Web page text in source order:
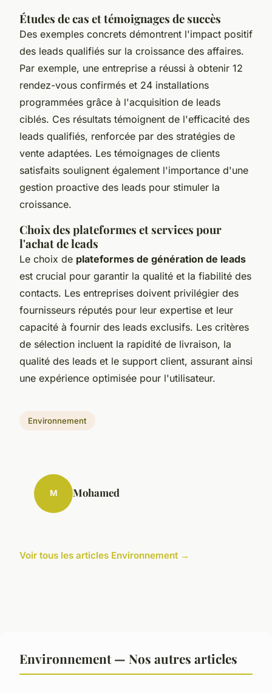
Études de cas et témoignages de succès
Des exemples concrets démontrent l'impact positif
des leads qualifiés sur la croissance des affaires.
Par exemple, une entreprise a réussi à obtenir 12
rendez-vous confirmés et 24 installations
programmées grâce à l'acquisition de leads
ciblés. Ces résultats témoignent de l'efficacité des
leads qualifiés, renforcée par des stratégies de
vente adaptées. Les témoignages de clients
satisfaits soulignent également l'importance d'une
gestion proactive des leads pour stimuler la
croissance.
Choix des plateformes et services pour
l'achat de leads
Le choix de plateformes de génération de leads
est crucial pour garantir la qualité et la fiabilité des
contacts. Les entreprises doivent privilégier des
fournisseurs réputés pour leur expertise et leur
capacité à fournir des leads exclusifs. Les critères
de sélection incluent la rapidité de livraison, la
qualité des leads et le support client, assurant ainsi
une expérience optimisée pour l'utilisateur.
Environnement
M Mohamed
Voir tous les articles Environnement →
Environnement — Nos autres articles